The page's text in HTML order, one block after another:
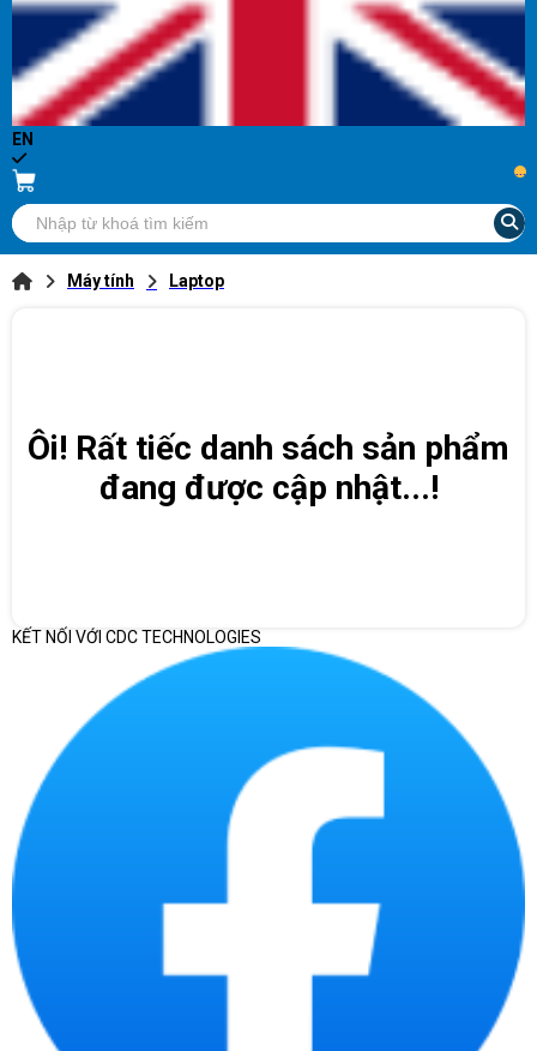
EN
...
Máy tính Laptop
Ôi! Rất tiếc danh sách sản phẩm
đang được cập nhật...!
KẾT NỐI VỚI CDC TECHNOLOGIES